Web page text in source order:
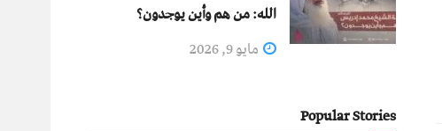
الله: من هم وأين يوجدون؟
مايو 9, 2026
Popular Stories